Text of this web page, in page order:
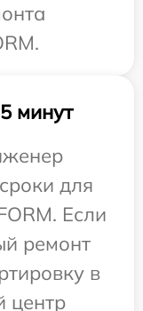
минут
для
Если
ремонт
в
центр